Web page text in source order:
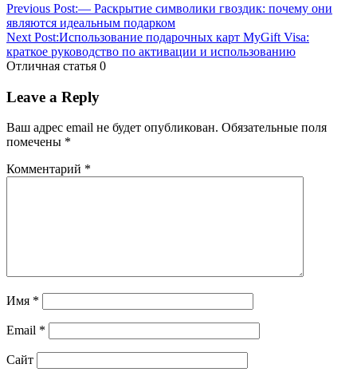
Previous Post:— Раскрытие символики гвоздик: почему они
являются идеальным подарком
Next Post:Использование подарочных карт MyGift Visa:
краткое руководство по активации и использованию
Отличная статья 0
Leave a Reply
Ваш адрес email не будет опубликован. Обязательные поля
помечены *
Комментарий *
Имя *
Email *
Сайт